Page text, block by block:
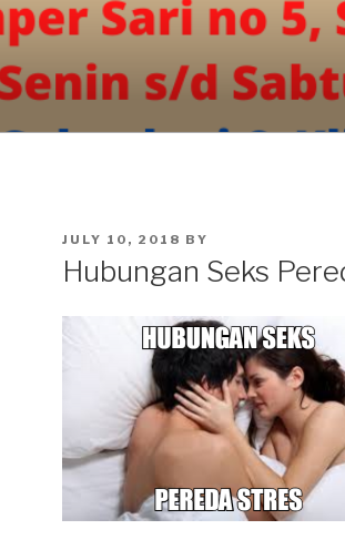
POSTED
JULY 10, 2018 BY
Hubungan Seks